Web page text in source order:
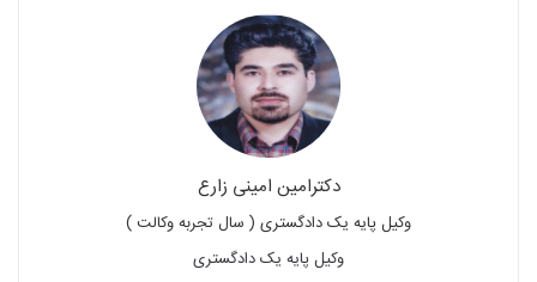
دکترامین امینی زارع
وکیل پایه یک دادگستری ( سال تجربه وکالت )
وکیل پایه یک دادگستری